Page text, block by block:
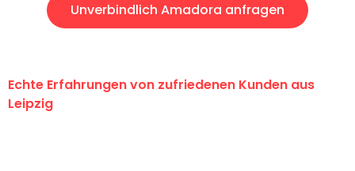
Unverbindlich Amadora anfragen
Echte Erfahrungen von zufriedenen Kunden aus
Leipzig